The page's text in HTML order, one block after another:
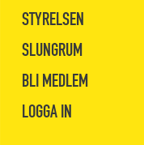
STYRELSEN
SLUNGRUM
BLI MEDLEM
LOGGA IN